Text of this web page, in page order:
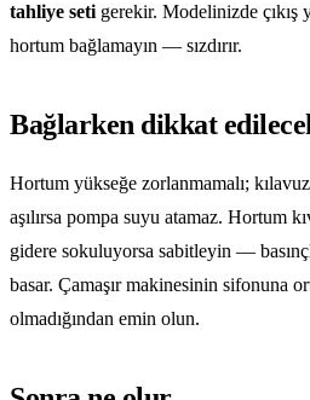
tahliye seti gerekir. Modelinizde çıkış
hortum bağlamayın — sızdırır.
Bağlarken dikkat
Hortum yükseğe zorlanmamalı;
aşılırsa pompa suyu atamaz. Hortum
gidere sokuluyorsa sabitleyin —
basar. Çamaşır makinesinin sifonuna
olmadığından emin olun.